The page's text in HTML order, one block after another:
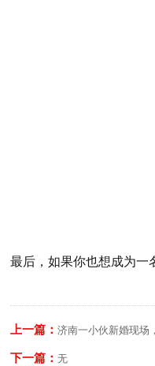
最后，如果你也想成为一
上一篇：济南一小伙新婚现场
下一篇：无